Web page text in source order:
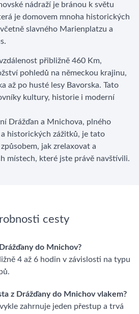
nádraží je bránou k světu
je domovem mnoha historických
slavného Marienplatzu a
přibližně 460 Km,
pohledů na německou krajinu,
až po husté lesy Bavorska. Tato
kultury, historie i moderní
Drážďan a Mnichova, plného
historických zážitků, je tato
jak zrelaxovat a
místech, které jste právě navštívili.
cesty
do Mnichov?
4 až 6 hodin v závislosti na typu
z Drážďany do Mnichov vlakem?
zahrnuje jeden přestup a trvá